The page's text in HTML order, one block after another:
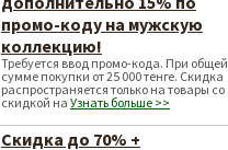
промо-коду на мужскую
коллекцию!
Требуется ввод промо-кода. При общей
сумме покупки от 25 000 тенге. Скидка
распространяется только на товары со
скидкой на Узнать больше >>
Скидка до 70% +